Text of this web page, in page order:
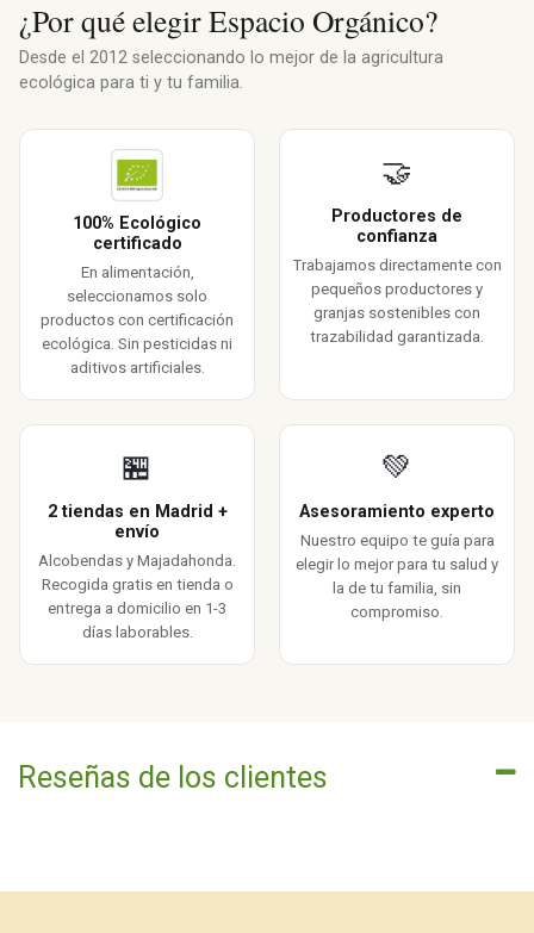
¿Por qué elegir Espacio Orgánico?
Desde el 2012 seleccionando lo mejor de la agricultura
ecológica para ti y tu familia.
100% Ecológico
certificado
En alimentación,
seleccionamos solo
productos con certificación
ecológica. Sin pesticidas ni
aditivos artificiales.
🤝
Productores de
confianza
Trabajamos directamente con
pequeños productores y
granjas sostenibles con
trazabilidad garantizada.
🏪
2 tiendas en Madrid +
envío
Alcobendas y Majadahonda.
Recogida gratis en tienda o
entrega a domicilio en 1-3
días laborables.
💚
Asesoramiento experto
Nuestro equipo te guía para
elegir lo mejor para tu salud y
la de tu familia, sin
compromiso.
Reseñas de los clientes